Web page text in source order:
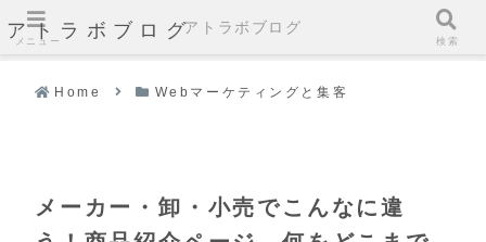
アトラボブログ
Home Webマーケティングと集客
メーカー・卸・小売でこんなに違
メニュー
アトラボブログ
検索